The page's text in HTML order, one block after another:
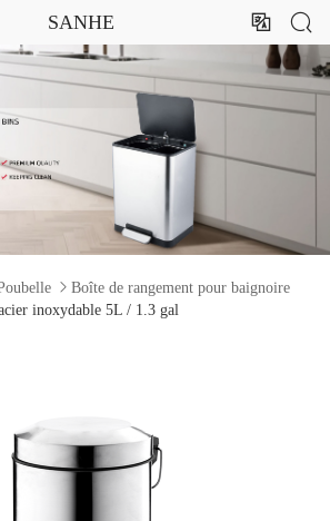
SANHE  
 Boîte de rangement pour baignoire
inoxydable 5L / 1.3 gal